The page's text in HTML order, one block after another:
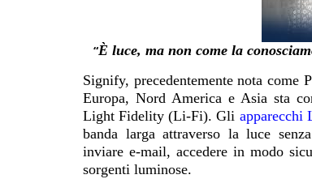
“È luce, ma non come la
Signify, precedentemente nota
Europa, Nord America e Asia sta
Light Fidelity (Li-Fi). Gli apparecchi
banda larga attraverso la luce
inviare e-mail, accedere in modo
sorgenti luminose.